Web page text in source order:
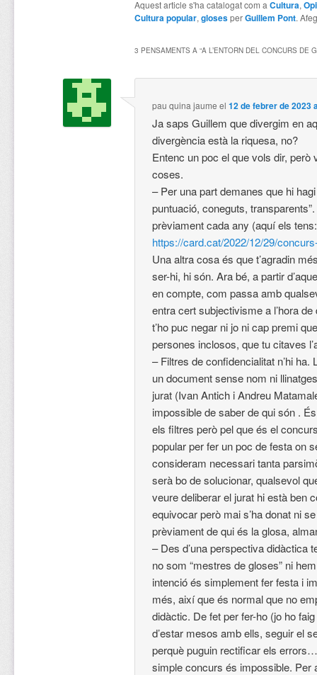
Aquest article s'ha catalogat com a Cultura,
Cultura popular, glosesperGuillem Pont.
3 PENSAMENTS A “A L’ENTORN DEL CONCURS DE
pau quina jaume el12 de febrer de 2023
Ja saps Guillem que divergim en
divergència està la riquesa, no?
Entenc un poc el que vols dir, però
coses.
– Per una part demanes que hi
puntuació, coneguts,
prèviament cada any (aquí els tens:
https://card.cat/2022/12/29/
Una altra cosa és que t’agradin
ser-hi, hi són. Ara bé, a partir
en compte, com passa amb
entra cert subjectivisme a l’hora
t’ho puc negar ni jo ni cap premi
persones inclosos, que tu citaves
– Filtres de confidencialitat n’hi
un document sense nom ni
jurat (Ivan Antich i Andreu
impossible de saber de qui són .
els filtres però pel que és el
popular per fer un poc de festa on
consideram necessari tanta
serà bo de solucionar, qualsevol
veure deliberar el jurat hi està ben
equivocar però mai s’ha donat ni
prèviament de qui és la glosa,
– Des d’una perspectiva didàctica
no som “mestres de gloses” ni
intenció és simplement fer festa i
més, així que és normal que no
didàctic. De fet per fer-ho (jo ho
d’estar mesos amb ells, seguir el
perquè puguin rectificar els
simple concurs és impossible. Per